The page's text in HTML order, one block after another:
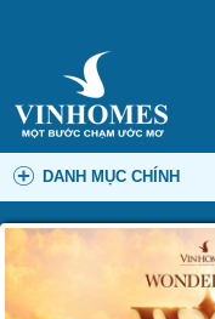
DANH MỤC CHÍNH